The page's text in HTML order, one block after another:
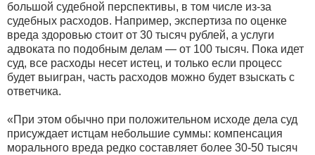
большой судебной перспективы, в том числе из-за
судебных расходов. Например, экспертиза по оценке
вреда здоровью стоит от 30 тысяч рублей, а услуги
адвоката по подобным делам — от 100 тысяч. Пока идет
суд, все расходы несет истец, и только если процесс
будет выигран, часть расходов можно будет взыскать с
ответчика.
«При этом обычно при положительном исходе дела суд
присуждает истцам небольшие суммы: компенсация
морального вреда редко составляет более 30-50 тысяч